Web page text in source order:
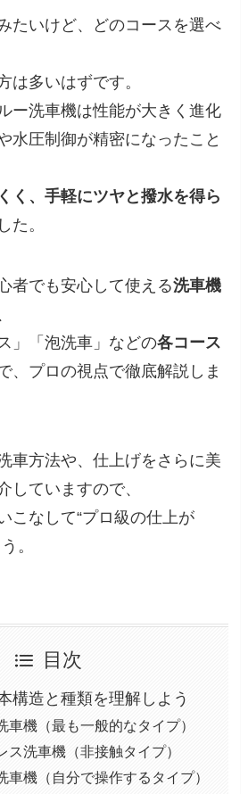
たいけど、どのコースを選べ
は多いはずです。
ー洗車機は性能が大きく進化
水圧制御が精密になったこと
く、手軽にツヤと撥水を得ら
た。
者でも安心して使える洗車機
」「泡洗車」などの各コース
、プロの視点で徹底解説しま
車方法や、仕上げをさらに美
していますので、
こなして“プロ級の仕上が
。
目次
構造と種類を理解しよう
車機（最も一般的なタイプ）
ス洗車機（非接触タイプ）
車機（自分で操作するタイプ）